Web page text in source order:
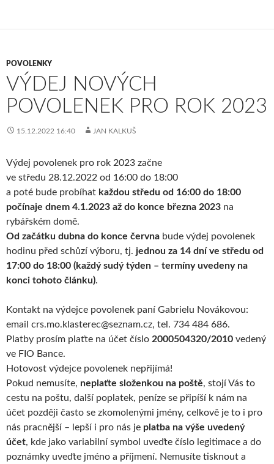
POVOLENKY
VÝDEJ NOVÝCH
POVOLENEK PRO ROK 2023
15.12.2022 16:40 JAN KALKUŠ
Výdej povolenek pro rok 2023 začne
ve středu 28.12.2022 od 16:00 do 18:00
a poté bude probíhat každou středu od 16:00 do 18:00
počínaje dnem 4.1.2023 až do konce března 2023 na
rybářském domě.
Od začátku dubna do konce června bude výdej povolenek
hodinu před schůzí výboru, tj. jednou za 14 dní ve středu od
17:00 do 18:00 (každý sudý týden – termíny uvedeny na
konci tohoto článku).
Kontakt na výdejce povolenek paní Gabrielu Novákovou:
email crs.mo.klasterec@seznam.cz, tel. 734 484 686.
Platby prosím plaťte na účet číslo 2000504320/2010 vedený
ve FIO Bance.
Hotovost výdejce povolenek nepřijímá!
Pokud nemusíte, neplaťte složenkou na poště, stojí Vás to
cestu na poštu, další poplatek, peníze se připíší k nám na
účet později často se zkomolenými jmény, celkově je to i pro
nás pracnější – lepší i pro nás je platba na výše uvedený
účet, kde jako variabilní symbol uveďte číslo legitimace a do
poznámky uveďte jméno a příjmení. Nemusíte tisknout a